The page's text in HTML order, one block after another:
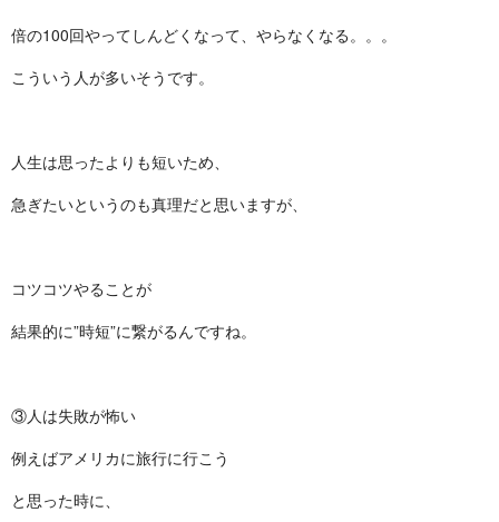
倍の100回やってしんどくなって、やらなくなる。。。
こういう人が多いそうです。
人生は思ったよりも短いため、
急ぎたいというのも真理だと思いますが、
コツコツやることが
結果的に”時短”に繋がるんですね。
③人は失敗が怖い
例えばアメリカに旅行に行こう
と思った時に、